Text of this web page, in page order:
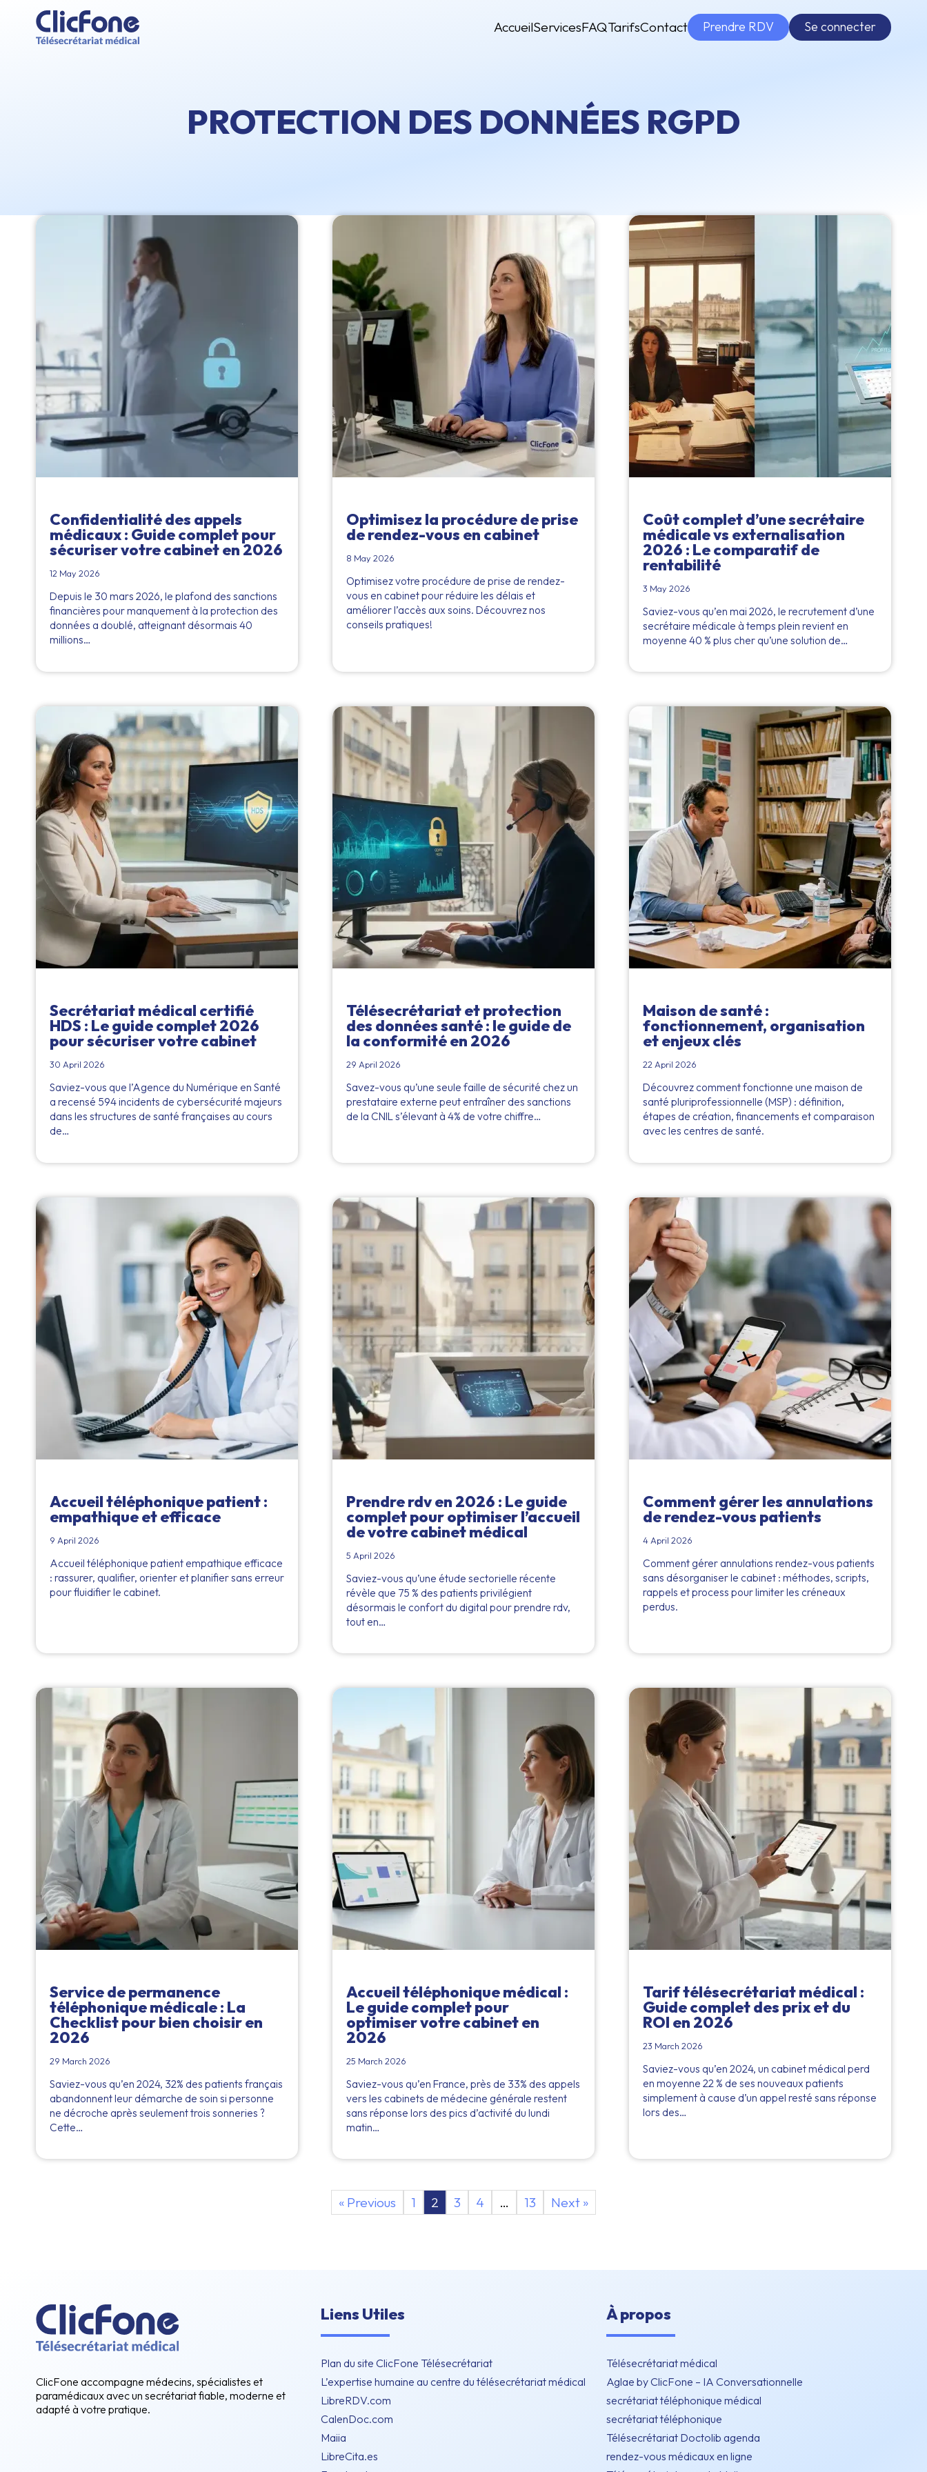
AccueilServicesFAQTarifsContact Prendre RDV Se connecter
PROTECTION DES DONNÉES RGPD
Confidentialité des appels
médicaux : Guide complet pour
sécuriser votre cabinet en 2026
12 May 2026
Depuis le 30 mars 2026, le plafond des sanctions
financières pour manquement à la protection des
données a doublé, atteignant désormais 40
millions…
Optimisez la procédure de prise
de rendez-vous en cabinet
8 May 2026
Optimisez votre procédure de prise de rendez-
vous en cabinet pour réduire les délais et
améliorer l’accès aux soins. Découvrez nos
conseils pratiques!
Coût complet d’une secrétaire
médicale vs externalisation
2026 : Le comparatif de
rentabilité
3 May 2026
Saviez-vous qu’en mai 2026, le recrutement d’une
secrétaire médicale à temps plein revient en
moyenne 40 % plus cher qu’une solution de…
Secrétariat médical certifié
HDS : Le guide complet 2026
pour sécuriser votre cabinet
30 April 2026
Saviez-vous que l’Agence du Numérique en Santé
a recensé 594 incidents de cybersécurité majeurs
dans les structures de santé françaises au cours
de…
Télésecrétariat et protection
des données santé : le guide de
la conformité en 2026
29 April 2026
Savez-vous qu’une seule faille de sécurité chez un
prestataire externe peut entraîner des sanctions
de la CNIL s’élevant à 4% de votre chiffre…
Maison de santé :
fonctionnement, organisation
et enjeux clés
22 April 2026
Découvrez comment fonctionne une maison de
santé pluriprofessionnelle (MSP) : définition,
étapes de création, financements et comparaison
avec les centres de santé.
Accueil téléphonique patient :
empathique et efficace
9 April 2026
Accueil téléphonique patient empathique efficace
: rassurer, qualifier, orienter et planifier sans erreur
pour fluidifier le cabinet.
Prendre rdv en 2026 : Le guide
complet pour optimiser l’accueil
de votre cabinet médical
5 April 2026
Saviez-vous qu’une étude sectorielle récente
révèle que 75 % des patients privilégient
désormais le confort du digital pour prendre rdv,
tout en…
Comment gérer les annulations
de rendez-vous patients
4 April 2026
Comment gérer annulations rendez-vous patients
sans désorganiser le cabinet : méthodes, scripts,
rappels et process pour limiter les créneaux
perdus.
Service de permanence
téléphonique médicale : La
Checklist pour bien choisir en
2026
29 March 2026
Saviez-vous qu’en 2024, 32% des patients français
abandonnent leur démarche de soin si personne
ne décroche après seulement trois sonneries ?
Cette…
Accueil téléphonique médical :
Le guide complet pour
optimiser votre cabinet en
2026
25 March 2026
Saviez-vous qu’en France, près de 33% des appels
vers les cabinets de médecine générale restent
sans réponse lors des pics d’activité du lundi
matin…
Tarif télésecrétariat médical :
Guide complet des prix et du
ROI en 2026
23 March 2026
Saviez-vous qu’en 2024, un cabinet médical perd
en moyenne 22 % de ses nouveaux patients
simplement à cause d’un appel resté sans réponse
lors des…
« Previous 1 2 3 4 … 13 Next »
ClicFone accompagne médecins, spécialistes et
paramédicaux avec un secrétariat fiable, moderne et
adapté à votre pratique.
Liens Utiles
Plan du site ClicFone Télésecrétariat
L’expertise humaine au centre du télésecrétariat médical
LibreRDV.com
CalenDoc.com
Maiia
LibreCita.es
À propos
Télésecrétariat médical
Aglae by ClicFone – IA Conversationnelle
secrétariat téléphonique médical
secrétariat téléphonique
Télésecrétariat Doctolib agenda
rendez-vous médicaux en ligne